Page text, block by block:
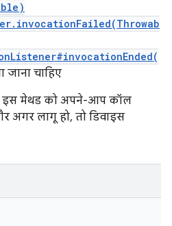
चाहिए
इस मेथड को अपने-आप कॉल
अगर लागू हो, तो डिवाइस